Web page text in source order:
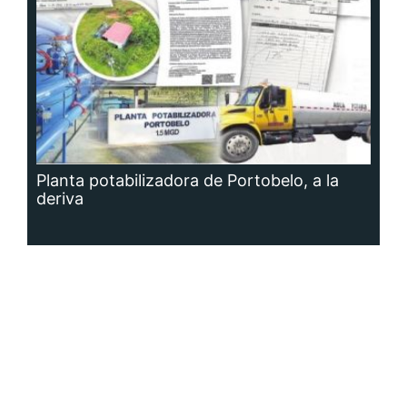
Planta potabilizadora de Portobelo, a la
deriva